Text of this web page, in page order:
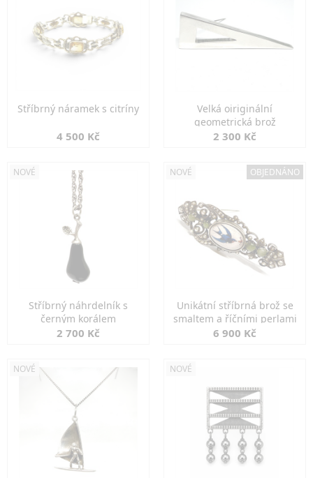
Stříbrný náramek s citríny
4 500 Kč
Velká oiriginální
geometrická brož
2 300 Kč
NOVÉ
Stříbrný náhrdelník s
černým korálem
2 700 Kč
NOVÉ OBJEDNÁNO
Unikátní stříbrná brož se
smaltem a říčními perlami
6 900 Kč
NOVÉ NOVÉ